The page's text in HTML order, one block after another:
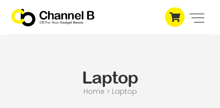
content
Cart
Laptop
Home > Laptop